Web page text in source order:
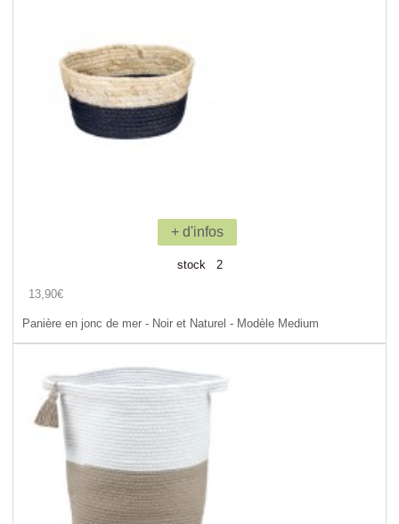
+ d'infos
stock 2
13,90€
Panière en jonc de mer - Noir et Naturel - Modèle Medium